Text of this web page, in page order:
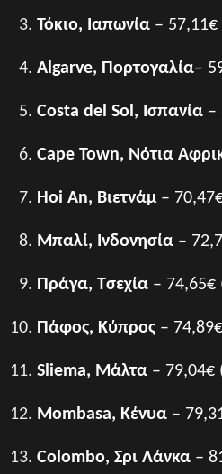
Τόκιο, Ιαπωνία – 57,11€
Algarve, Πορτογαλία–
Costa del Sol, Ισπανία –
Cape Town, Νότια
Hoi An, Βιετνάμ–
Μπαλί, Ινδονησία –
Πράγα, Τσεχία – 74,65€
Πάφος, Κύπρος –
Sliema, Μάλτα – 79,04€
Mombasa, Κένυα –
Colombo, Σρι Λάνκα –